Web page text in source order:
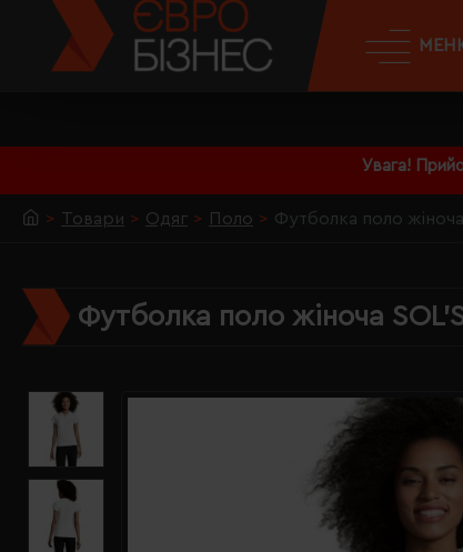
Увага!
Товари Одяг Поло Футболка поло
Футболка поло жіноча